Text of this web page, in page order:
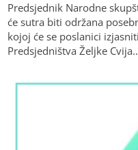
Predsjednik Narodne
će sutra biti održana
kojoj će se poslanici
Predsjedništva Željke